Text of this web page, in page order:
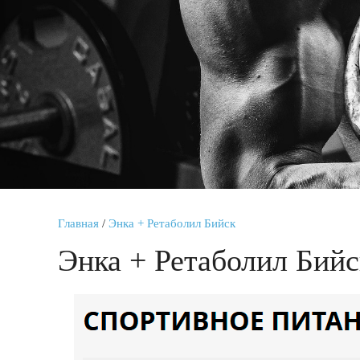
Главная / Энка + Ретаболил Бийск
Энка + Ретаболил